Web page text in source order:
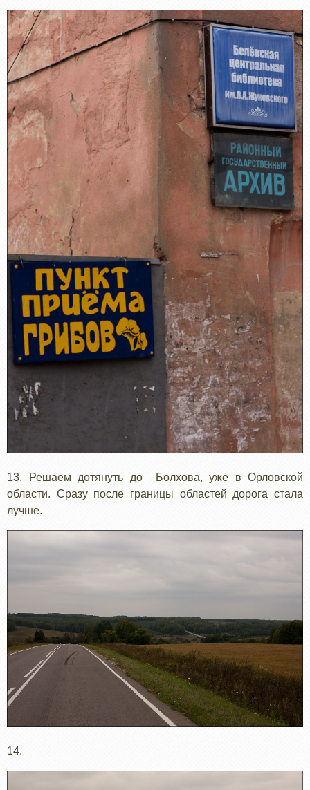
13. Решаем дотянуть до Болхова, уже в Орловской
области. Сразу после границы областей дорога стала
лучше.
14.